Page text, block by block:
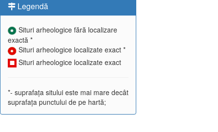
Legendă
Situri arheologice fără localizare
exactă *
Situri arheologice localizate exact *
Situri arheologice localizate exact
*- suprafața sitului este mai mare decât
suprafața punctului de pe hartă;